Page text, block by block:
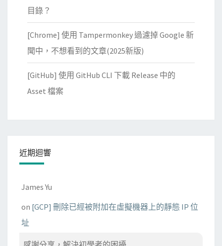
目錄？
[Chrome] 使用 Tampermonkey 過濾掉 Google 新
聞中，不想看到的文章(2025新版)
[GitHub] 使用 GitHub CLI 下載 Release 中的
Asset 檔案
近期迴響
James Yu
on [GCP] 刪除已經被附加在虛擬機器上的靜態 IP 位
址